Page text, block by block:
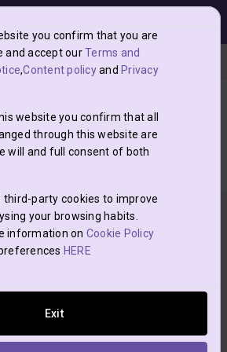
Islas Baleares
LINDA.
you confirm that you are
and accept ourTerms and
,Content policyand Privacy
website you confirm that all
through this website are
will and full consent of both
third-party cookies to improve
your browsing habits.
information on Cookie Policy
HERE
Exit
web de posts clasificados y no
entre los usuarios y quienes